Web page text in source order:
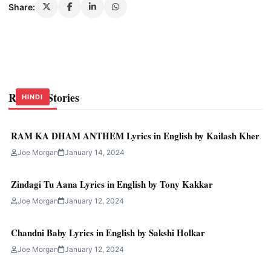
Share:
Related Stories
HINDI
RAM KA DHAM ANTHEM Lyrics in English by Kailash Kher
Joe Morgan January 14, 2024
HINDI
Zindagi Tu Aana Lyrics in English by Tony Kakkar
Joe Morgan January 12, 2024
HINDI
Chandni Baby Lyrics in English by Sakshi Holkar
Joe Morgan January 12, 2024